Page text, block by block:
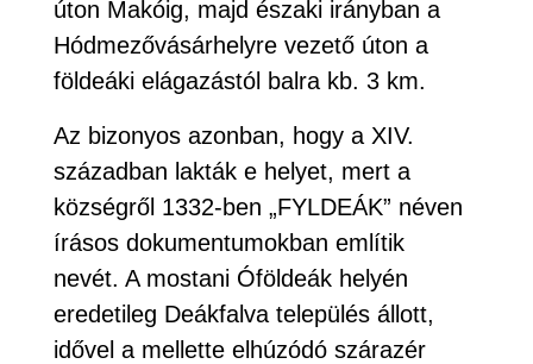
úton Makóig, majd északi irányban a
Hódmezővásárhelyre vezető úton a
földeáki elágazástól balra kb. 3 km.
Az bizonyos azonban, hogy a XIV.
században lakták e helyet, mert a
községről 1332-ben „FYLDEÁK” néven
írásos dokumentumokban említik
nevét. A mostani Óföldeák helyén
eredetileg Deákfalva település állott,
idővel a mellette elhúzódó szárazér